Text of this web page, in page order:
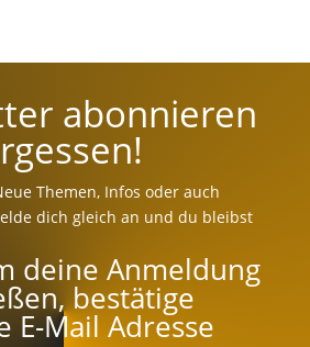
abonnieren
Themen, Infos oder auch
dich gleich an und du bleibst
deine Anmeldung
bestätige
E-Mail Adresse